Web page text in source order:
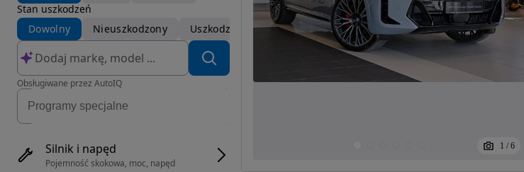
Stan uszkodzeń
Dowolny
Nieuszkodzony Uszkodzony
Obsługiwane przez AutoIQ
Silnik i napęd
Pojemność skokowa, moc, napęd
1 / 6